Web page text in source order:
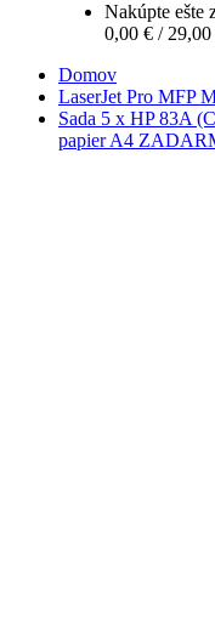
Nakúpte ešte
0,00 € / 29,00
Domov
LaserJet Pro MFP
Sada 5 x HP 83A
papier A4